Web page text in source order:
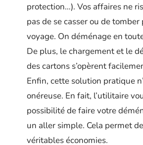
protection…). Vos affaires ne
pas de se casser ou de
voyage. On déménage en
De plus, le chargement et le
des cartons s’opèrent
Enfin, cette solution pratique
onéreuse. En fait, l’utilitaire
possibilité de faire votre
un aller simple. Cela permet
véritables économies.